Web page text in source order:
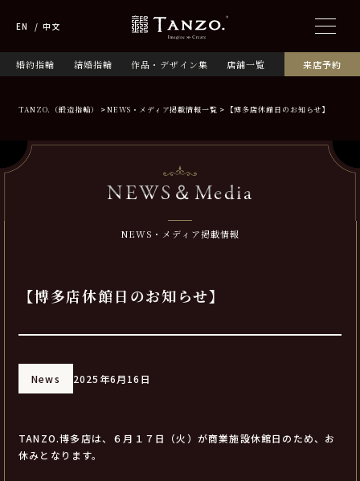
婚約指輪 結婚指輪 作品・デザイン集 店舗一覧 来店予約
EN 中文
TANZO.（鍛造指輪） NEWS・メディア掲載情報一覧 【博多店休館日のお知らせ】
NEWS＆Media
NEWS・メディア掲載情報
【博多店休館日のお知らせ】
News 2025年6月16日
TANZO.博多店は、６月１７日（火）が商業施設休館日のため、お
休みとなります。